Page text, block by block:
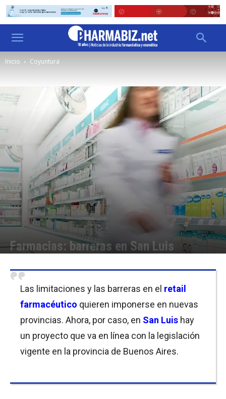
Inicio Coyuntura
Farmacias: barreras en San Luis
Las limitaciones y las barreras en el retail
farmacéutico quieren imponerse en nuevas
provincias. Ahora, por caso, en San Luis hay
un proyecto que va en línea con la legislación
vigente en la provincia de Buenos Aires.